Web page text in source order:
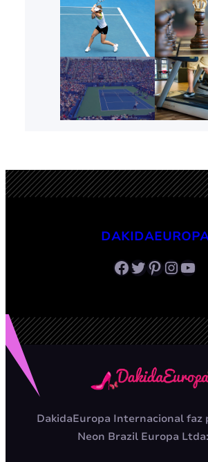
Facebook Twitter Pinterest InstagramYoutube
DakidaEuropa Internacional faz
Neon Brazil Europa Ltda: